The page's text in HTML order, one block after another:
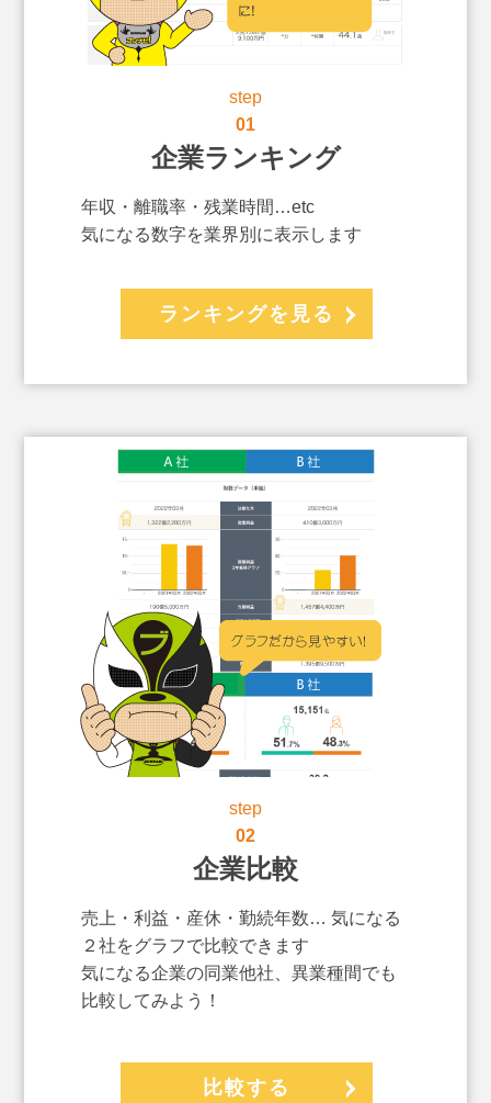
step
01
企業ランキング
年収・離職率・残業時間…etc
気になる数字を業界別に表示します
ランキングを見る
step
02
企業比較
売上・利益・産休・勤続年数… 気になる
２社をグラフで比較できます
気になる企業の同業他社、異業種間でも
比較してみよう！
比較する